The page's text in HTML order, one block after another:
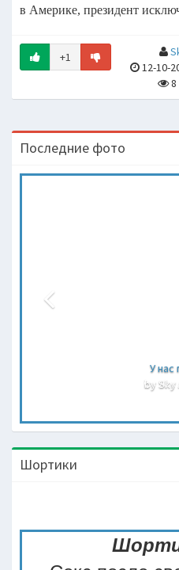
в Америке, президент
+1
12-10-
8
Последние фото
Шортики